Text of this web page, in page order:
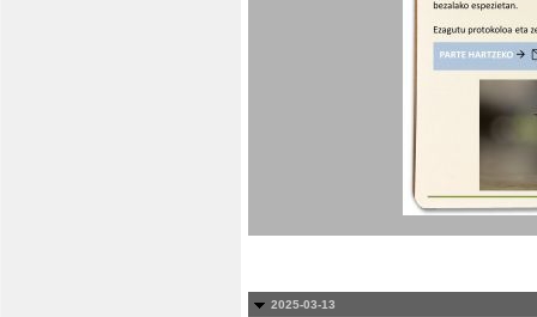
2025-03-13